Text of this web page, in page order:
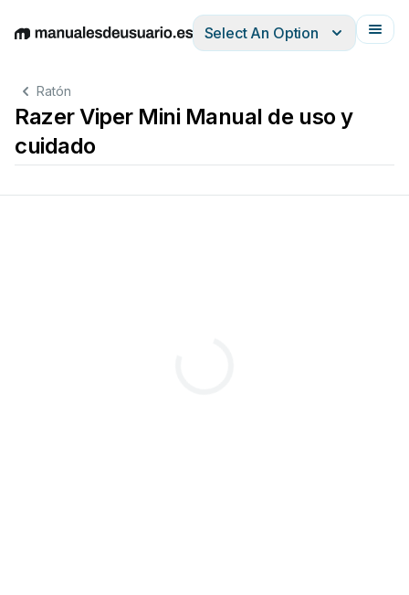
EnglishDeutschEspañolItalianoFrançais
Select An Option
Ratón
Razer Viper Mini Manual de uso y
cuidado